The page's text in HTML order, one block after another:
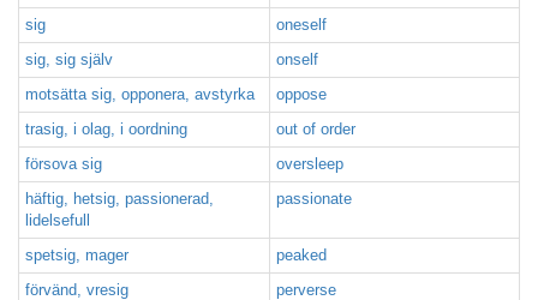
sig
oneself
sig, sig själv
onself
motsätta sig, opponera, avstyrka
oppose
trasig, i olag, i oordning
out of order
försova sig
oversleep
häftig, hetsig, passionerad,
lidelsefull
passionate
spetsig, mager
peaked
förvänd, vresig
perverse